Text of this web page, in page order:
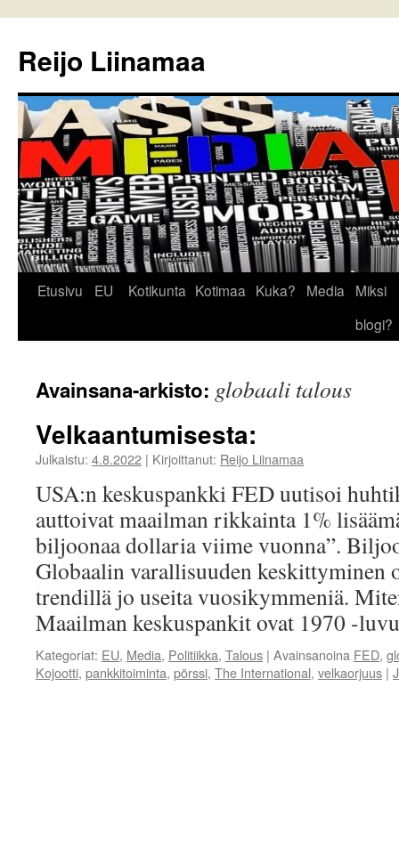
Reijo Liinamaa
Siirry
Etusivu EU Kotikunta Kotimaa Kuka? Media
Miksi
blogi?
Avainsana-arkisto: globaali talous
Velkaantumisesta:
Julkaistu: 4.8.2022 | Kirjoittanut: Reijo Liinamaa
USA:n keskuspankki FED uutisoi
auttoivat maailman rikkainta 1%
biljoonaa dollaria viime vuonna”.
Globaalin varallisuuden
trendillä jo useita vuosikymmeniä.
Maailman keskuspankit ovat 1970 -
Kategoriat: EU, Media, Politiikka, Talous | Avainsanoina FED,
Kojootti, pankkitoiminta, pörssi, The International, velkaorjuus |